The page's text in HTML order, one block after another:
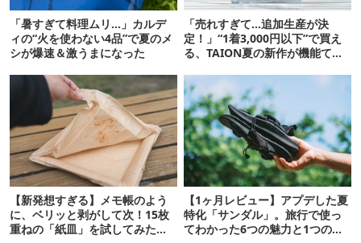
「暑すぎて料理ムリ…」カルデ
ィの“火を使わない4品”で夏のメ
シが爆速＆激うまになった
「売れすぎて…追加生産が決
定！」“1着3,000円以下”で買え
る、TAION夏の新作が機能てん
【新発想すぎる】メモ帳のよう
に、ベリッと剥がして次！15枚
重ねの「紙皿」を試してみた
【1ヶ月レビュー】アプデした夏
特化「サンダル」。旅行で使っ
てわかった6つの魅力と1つの注